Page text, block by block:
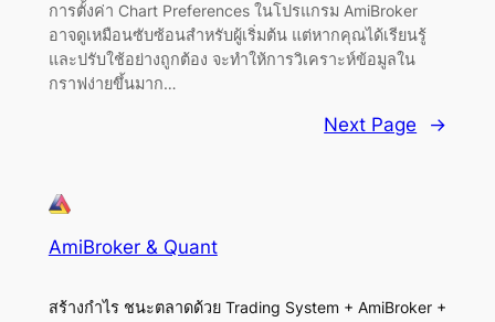
การตั้งค่า Chart Preferences ในโปรแกรม AmiBroker
อาจดูเหมือนซับซ้อนสำหรับผู้เริ่มต้น แต่หากคุณได้เรียนรู้
และปรับใช้อย่างถูกต้อง จะทำให้การวิเคราะห์ข้อมูลใน
กราฟง่ายขึ้นมาก…
Next Page →
AmiBroker & Quant
สร้างกำไร ชนะตลาดด้วย Trading System + AmiBroker +